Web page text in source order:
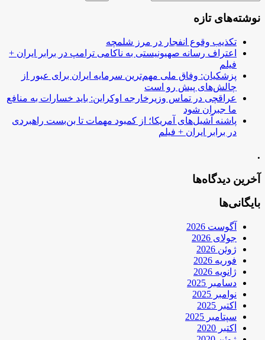
نوشته‌های تازه
تکذیب وقوع انفجار در مرز شلمچه
اعتراف رسانه صهیونیستی به ناکامی ترامپ در برابر ایران +
فیلم
پزشکیان: وفاق ملی مهم‌ترین سرمایه ایران برای عبور از
چالش‌های پیش رو است
عراقچی در تماس وزیرخارجه اوکراین: باید خسارات به منافع
ما جبران شود
پاشنه آشیل‌های آمریکا؛ از کمبود مهمات تا بن‌بست راهبردی
در برابر ایران + فیلم
.
آخرین دیدگاه‌ها
بایگانی‌ها
آگوست 2026
جولای 2026
ژوئن 2026
فوریه 2026
ژانویه 2026
دسامبر 2025
نوامبر 2025
اکتبر 2025
سپتامبر 2025
اکتبر 2020